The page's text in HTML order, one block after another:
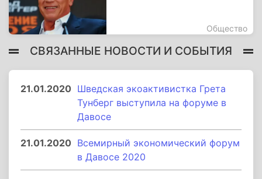
Общество
СВЯЗАННЫЕ НОВОСТИ И СОБЫТИЯ
21.01.2020 Шведская экоактивистка Грета
Тунберг выступила на форуме в
Давосе
21.01.2020 Всемирный экономический форум
в Давосе 2020